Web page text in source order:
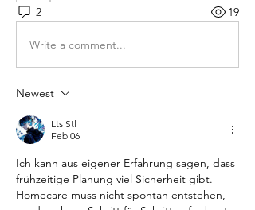
2 19
Write a comment...
Newest
Lts Stl
Feb 06
Ich kann aus eigener Erfahrung sagen, dass
frühzeitige Planung viel Sicherheit gibt.
Homecare muss nicht spontan entstehen,